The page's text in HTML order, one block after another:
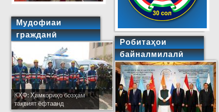
Мудофиаи
гражданӣ
КҲФ: Ҳамкориҳо бозҳам
тақвият ёфтаанд
Робитаҳои
байналмилалӣ